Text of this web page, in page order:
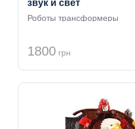
звук и свет
Роботы трансформеры
1800 грн